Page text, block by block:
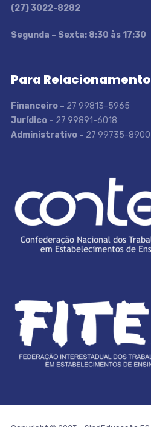
(27) 3022-8282
Segunda – Sexta: 8:30 às 17:30
Para Relacionamento
Financeiro – 27 99813-5965
Jurídico – 27 99891-6018
Administrativo – 27 99735-8900